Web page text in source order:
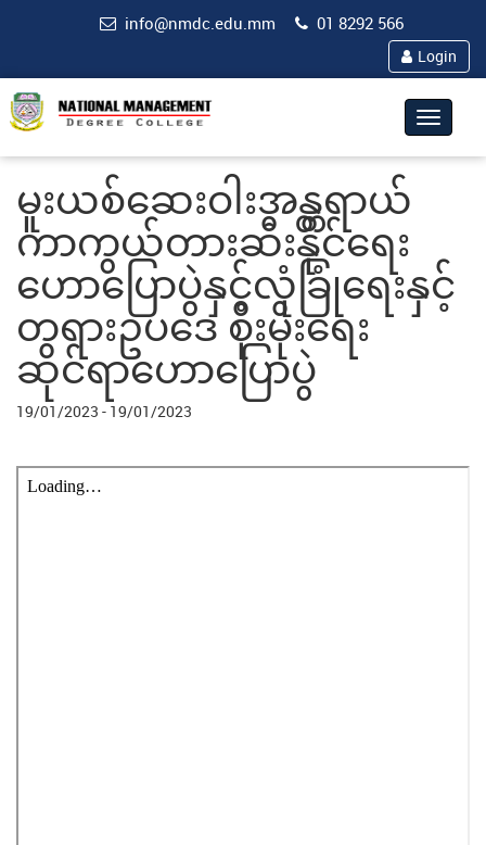
info@nmdc.edu.mm 01 8292 566
Login
Toggle
မူးယစ်ဆေးဝါးအန္တရာယ်
ကာကွယ်တားဆီးနိုင်ရေး
ဟောပြောပွဲနှင့်လုံခြုံရေးနှင့်
တရားဥပဒေ စိုးမိုးရေး
ဆိုင်ရာဟောပြောပွဲ
19/01/2023 - 19/01/2023